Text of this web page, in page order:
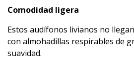
Comodidad ligera
Estos audífonos livianos no
con almohadillas respirables de
suavidad.